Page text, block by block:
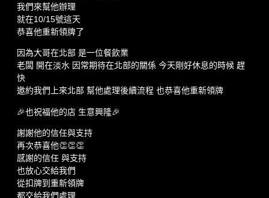
我們來幫他辦理
就在10/15號這天
恭喜他重新領牌了
因為大哥在北部 是一位餐飲業
老闆 開在淡水 因常期待在北部的關係 今天剛好休息的時候 趕
快
邀約我們上來北部 幫他處理後續流程 也恭喜他重新領牌
🎉也祝福他的店 生意興隆🎉
謝謝他的信任與支持
再次恭喜他👏👏👏
感謝的信任 與支持
也放心交給我們
從扣牌到重新領牌
都交給我們處理